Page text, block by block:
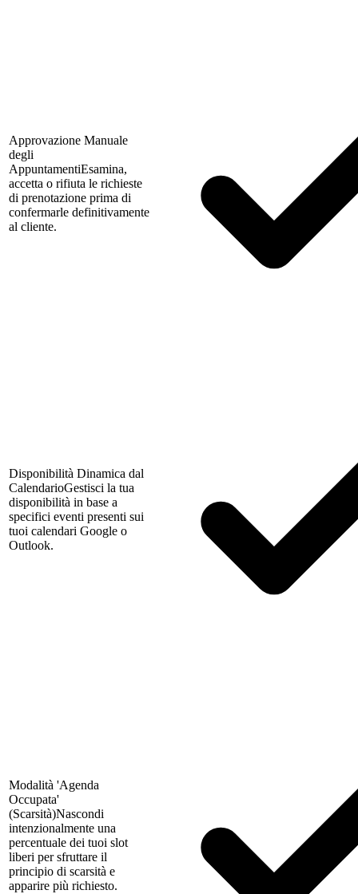
Approvazione Manuale
degli
AppuntamentiEsamina,
accetta o rifiuta le richieste
di prenotazione prima di
confermarle definitivamente
al cliente.
Disponibilità Dinamica dal
CalendarioGestisci la tua
disponibilità in base a
specifici eventi presenti sui
tuoi calendari Google o
Outlook.
Modalità 'Agenda
Occupata'
(Scarsità)Nascondi
intenzionalmente una
percentuale dei tuoi slot
liberi per sfruttare il
principio di scarsità e
apparire più richiesto.